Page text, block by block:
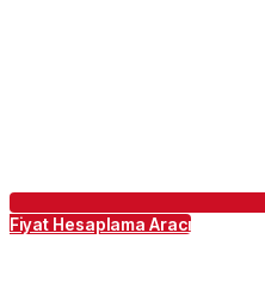
Fiyat Hesaplama Aracı